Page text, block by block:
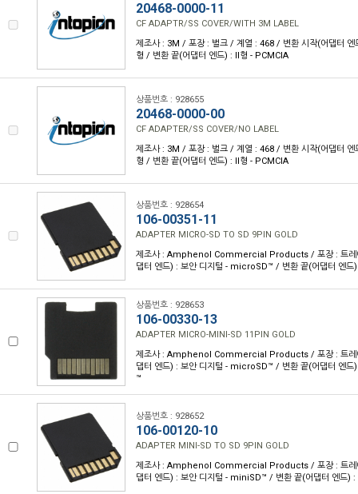
20468-0000-11
CF ADAPTR/SS COVER/WITH 3M LABEL
제조사 : 3M / 포장 : 벌크 / 계열 : 468 / 변환 시작(어댑터
형 / 변환 끝(어댑터 엔드) : II형 - PCMCIA
상품번호 : 928655
20468-0000-00
CF ADAPTER/SS COVER/NO LABEL
제조사 : 3M / 포장 : 벌크 / 계열 : 468 / 변환 시작(어댑터
형 / 변환 끝(어댑터 엔드) : II형 - PCMCIA
상품번호 : 928654
106-00351-11
ADAPTER MICRO-SD TO SD 9PIN GOLD
제조사 : Amphenol Commercial Products / 포장 : 트레
댑터 엔드) : 보안 디지털 - microSD™ / 변환 끝(어댑터 엔드
상품번호 : 928653
106-00330-13
ADAPTER MICRO-MINI-SD 11PIN GOLD
제조사 : Amphenol Commercial Products / 포장 : 트레
댑터 엔드) : 보안 디지털 - microSD™ / 변환 끝(어댑터 엔
™
상품번호 : 928652
106-00120-10
ADAPTER MINI-SD TO SD 9PIN GOLD
제조사 : Amphenol Commercial Products / 포장 : 트레
댑터 엔드) : 보안 디지털 - miniSD™ / 변환 끝(어댑터 엔드) :